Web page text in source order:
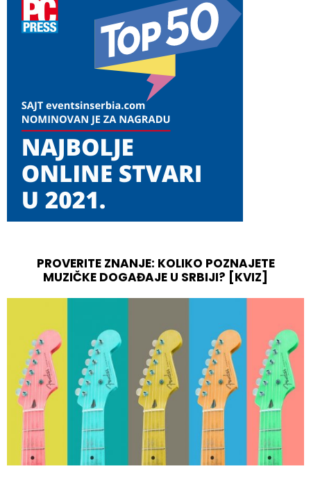
PROVERITE ZNANJE: KOLIKO POZNAJETE
MUZIČKE DOGAĐAJE U SRBIJI? [KVIZ]